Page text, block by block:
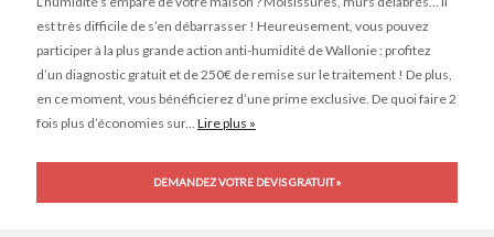
est très difficile de s’en débarrasser ! Heureusement, vous pouvez
participer à la plus grande action anti-humidité de Wallonie : profitez
d’un diagnostic gratuit et de 250€ de remise sur le traitement ! De plus,
en ce moment, vous bénéficierez d’une prime exclusive. De quoi faire 2
fois plus d’économies sur... Lire plus »
DEMANDEZ VOTRE DEVIS GRATUIT »